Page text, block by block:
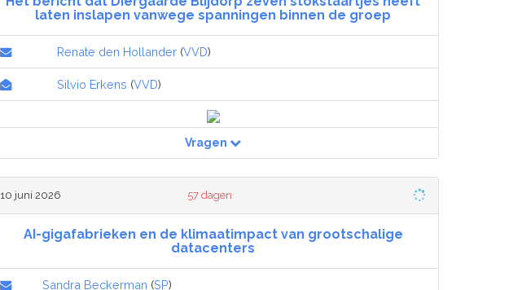
laten inslapen vanwege spanningen binnen de groep
Renate den Hollander (VVD)
Silvio Erkens (VVD)
Vragen
10 juni 2026 57 dagen
AI-gigafabrieken en de klimaatimpact van grootschalige
datacenters
Sandra Beckerman (SP)